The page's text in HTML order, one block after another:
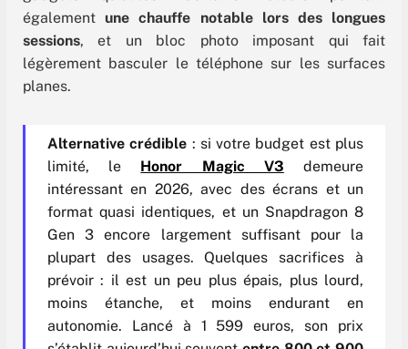
également une chauffe notable lors des longues
sessions, et un bloc photo imposant qui fait
légèrement basculer le téléphone sur les surfaces
planes.
Alternative crédible : si votre budget est plus
limité, le Honor Magic V3 demeure
intéressant en 2026, avec des écrans et un
format quasi identiques, et un Snapdragon 8
Gen 3 encore largement suffisant pour la
plupart des usages. Quelques sacrifices à
prévoir : il est un peu plus épais, plus lourd,
moins étanche, et moins endurant en
autonomie. Lancé à 1 599 euros, son prix